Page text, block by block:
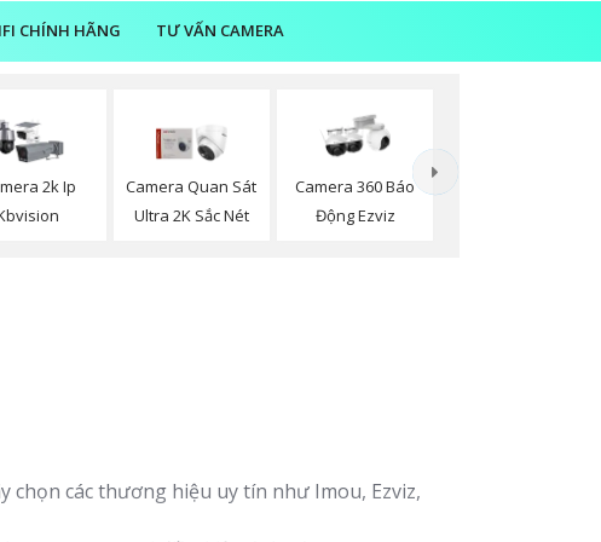
CHÍNH HÃNG TƯ VẤN CAMERA
2k Ip
Camera Quan Sát
Ultra 2K Sắc Nét
Camera 360 Báo
Động Ezviz
các thương hiệu uy tín như Imou, Ezviz,